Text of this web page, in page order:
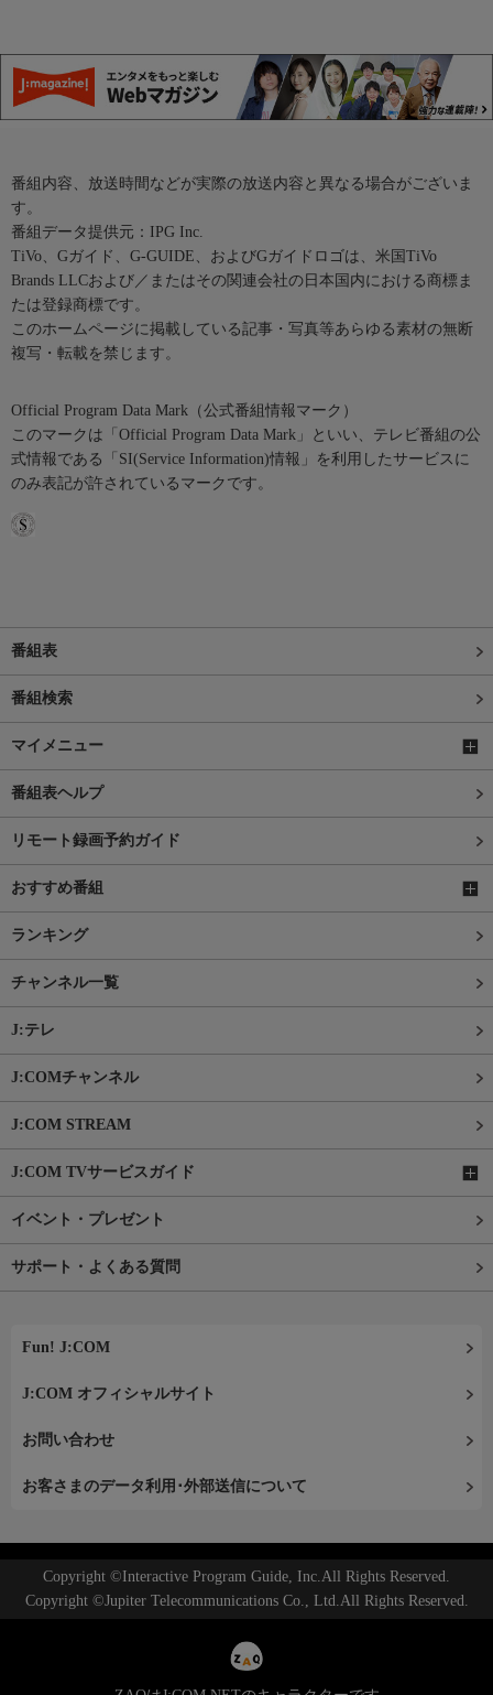
番組内容、放送時間などが実際の放送内容と異なる場合がございま
す。
番組データ提供元：IPG Inc.
TiVo、Gガイド、G-GUIDE、およびGガイドロゴは、米国TiVo
Brands LLCおよび／またはその関連会社の日本国内における商標ま
たは登録商標です。
このホームページに掲載している記事・写真等あらゆる素材の無断
複写・転載を禁じます。
Official Program Data Mark（公式番組情報マーク）
このマークは「Official Program Data Mark」といい、テレビ番組の公
式情報である「SI(Service Information)情報」を利用したサービスに
のみ表記が許されているマークです。
番組表
番組検索
マイメニュー
番組表ヘルプ
リモート録画予約ガイド
おすすめ番組
ランキング
チャンネル一覧
J:テレ
J:COMチャンネル
J:COM STREAM
J:COM TVサービスガイド
イベント・プレゼント
サポート・よくある質問
Fun! J:COM
J:COM オフィシャルサイト
お問い合わせ
お客さまのデータ利用･外部送信について
Copyright ©Interactive Program Guide, Inc.All Rights Reserved.
Copyright ©Jupiter Telecommunications Co., Ltd.All Rights Reserved.